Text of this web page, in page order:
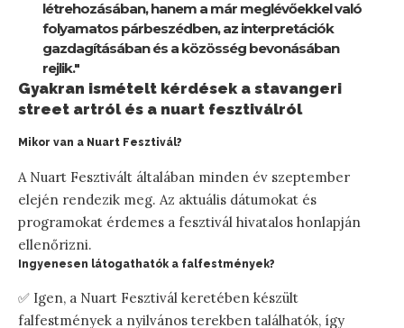
létrehozásában, hanem a már meglévőekkel való
folyamatos párbeszédben, az interpretációk
gazdagításában és a közösség bevonásában
rejlik."
Gyakran ismételt kérdések a stavangeri
street artról és a nuart fesztiválról
Mikor van a Nuart Fesztivál?
A Nuart Fesztivált általában minden év szeptember
elején rendezik meg. Az aktuális dátumokat és
programokat érdemes a fesztivál hivatalos honlapján
ellenőrizni.
Ingyenesen látogathatók a falfestmények?
✅ Igen, a Nuart Fesztivál keretében készült
falfestmények a nyilvános terekben találhatók, így